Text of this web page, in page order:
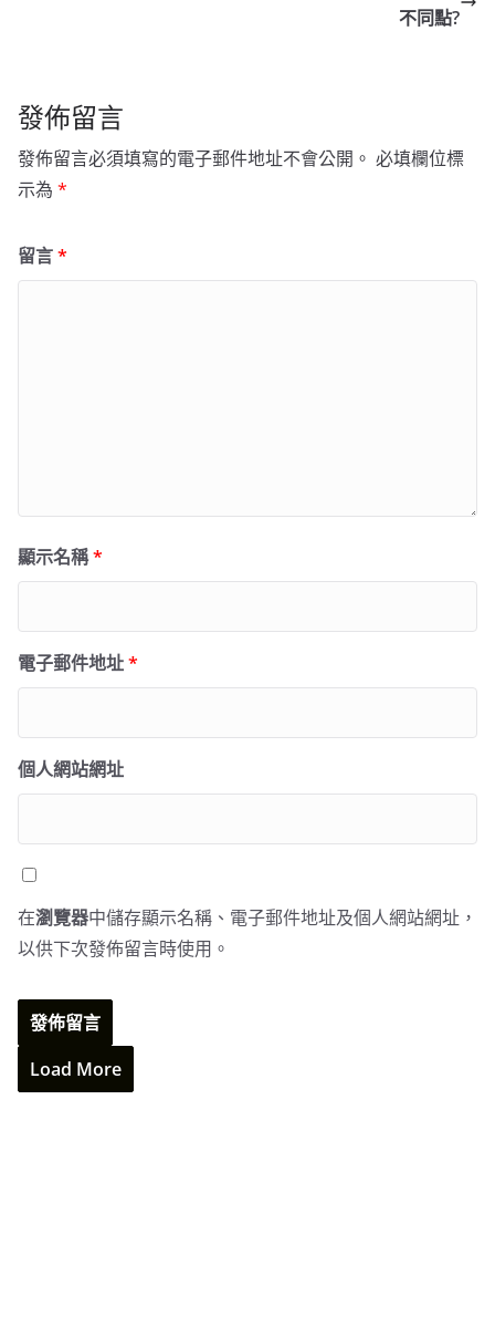
不同點?
發佈留言
發佈留言必須填寫的電子郵件地址不會公開。 必填欄位標
示為 *
留言*
顯示名稱*
電子郵件地址*
個人網站網址
在瀏覽器中儲存顯示名稱、電子郵件地址及個人網站網址，
以供下次發佈留言時使用。
Load More